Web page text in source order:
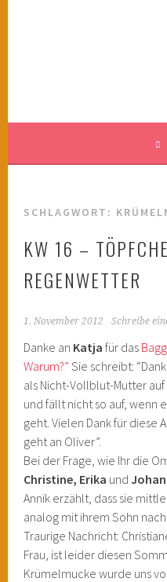
SCHLAGWORT:
KW 16 –
REGENWETTER
1. November 2012 Schreibe
Danke an Katja für das
Warum?” Sie schreibt:
als Nicht-Vollblut-Mutter
und fällt nicht so auf, wenn
geht. Vielen Dank für diese
geht an Oliver”.
Bei der Frage, wie Ihr die
Christine, Erika und
Annik erzählt, dass sie
analog mit ihrem Sohn
Traurige Nachricht:
Frau, ist leider diesen
Krümelmucke wurde uns